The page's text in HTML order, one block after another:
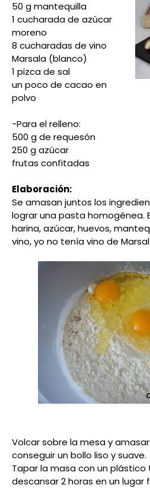
50 g mantequilla
1 cucharada de azúcar
moreno
8 cucharadas de vino
Marsala (blanco)
1 pizca de sal
un poco de cacao en
polvo
-Para el relleno:
500 g de requesón
250 g azúcar
frutas confitadas
Elaboración:
Se amasan juntos los
lograr una pasta homogénea.
harina, azúcar, huevos,
vino, yo no tenía vino de
Volcar sobre la mesa y
conseguir un bollo liso y suave.
Tapar la masa con un
descansar 2 horas en un lugar